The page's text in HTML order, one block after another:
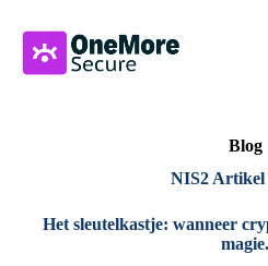
Blog
NIS2 Artikel
Het sleutelkastje: wanneer
magie.